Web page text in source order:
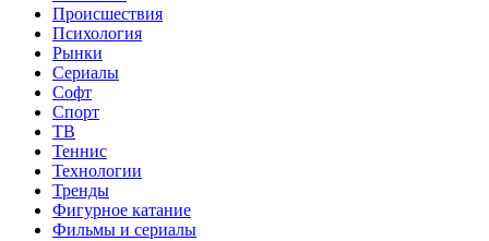
Происшествия
Психология
Рынки
Сериалы
Софт
Спорт
ТВ
Теннис
Технологии
Тренды
Фигурное катание
Фильмы и сериалы